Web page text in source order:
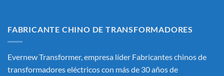
FABRICANTE CHINO DE TRANSFORMADORES
Evernew Transformer, empresa líder Fabricantes chinos de
transformadores eléctricoscon más de 30 años de